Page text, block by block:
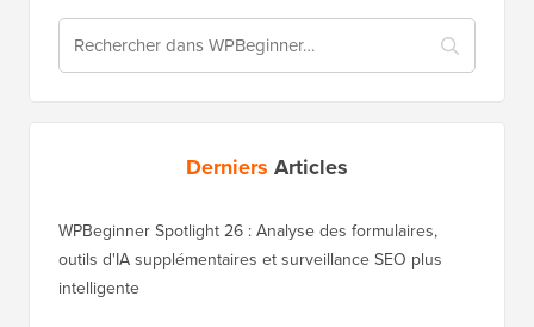
Derniers Articles
WPBeginner Spotlight 26 : Analyse des formulaires,
outils d'IA supplémentaires et surveillance SEO plus
intelligente